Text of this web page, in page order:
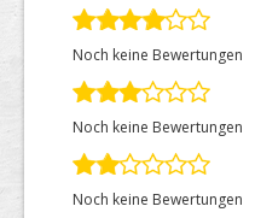
Top Firmen
Über uns
Noch keine Bewertungen
Noch keine Bewertungen
Noch keine Bewertungen